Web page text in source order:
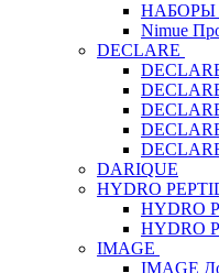
НАБОРЫ
Nimue
DECLARE
DARIQUE
HYDRO
HYDRO
HYDRO
IMAGE
IMAGE